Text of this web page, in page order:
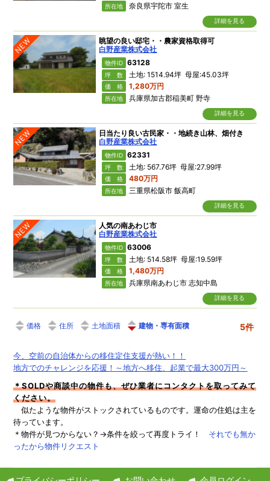
所在地 奈良県宇陀市 室生
詳細を見る
NEW
眺望の良い邸宅・・農家資格取得可
白野産業株式会社
物件ID 63128
坪 数 土地: 1514.94坪 母屋:45.03坪
価 格 1,280万円
所在地 兵庫県加古郡稲美町 野寺
詳細を見る
NEW
日当たり良い古民家・・地続き山林、畑付き
白野産業株式会社
物件ID 62331
坪 数 土地: 567.76坪 母屋:27.99坪
価 格 480万円
所在地 三重県松阪市 飯高町
詳細を見る
NEW
人気の南あわじ市
白野産業株式会社
物件ID 63006
坪 数 土地: 514.58坪 母屋:19.59坪
価 格 1,480万円
所在地 兵庫県南あわじ市 志知中島
詳細を見る
価格 住所 土地面積 建物・専有面積 5件
今、空前の自治体からの移住定住支援が熱い！！
地方でのチャレンジを応援！～地方へ移住、起業で最大300万円～
＊SOLDや商談中の物件も、ぜひ業者にコンタクトを取ってみて
ください。
似たような物件がストックされているものです。運命の住処は主を
待っています。
＊物件が見つからない？→条件を絞って再度トライ！ それでも無か
ったから物件リクエスト